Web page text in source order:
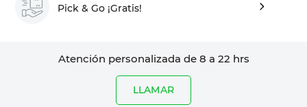
Pick & Go ¡Gratis!
Atención personalizada de 8 a 22 hrs
LLAMAR